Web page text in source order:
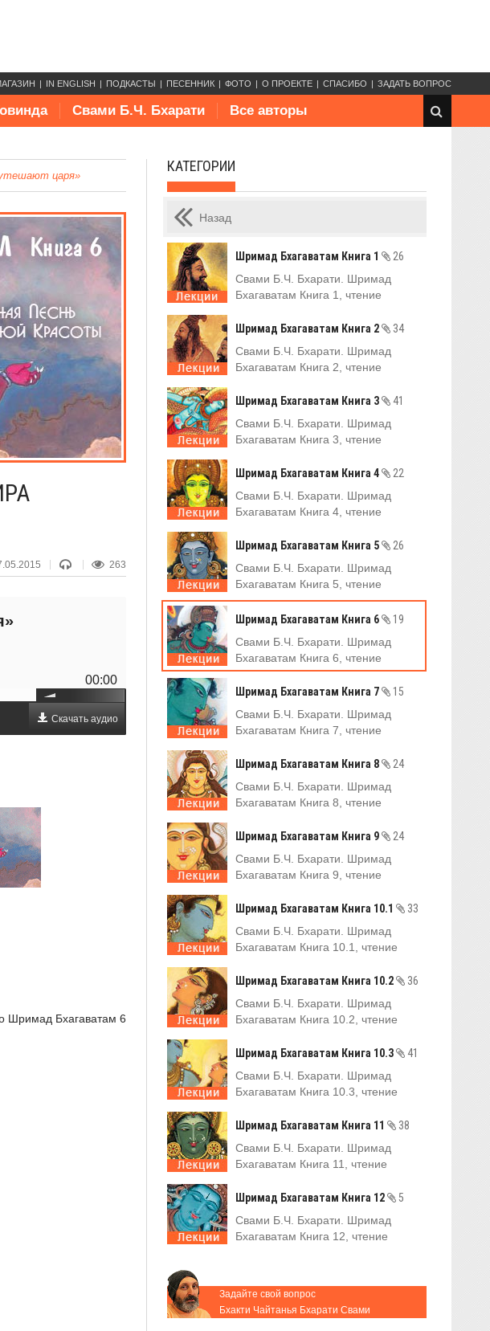
IN ENGLISH ПОДКАСТЫ ПЕСЕННИК ФОТО О ПРОЕКТЕ СПАСИБО ЗАДАТЬ ВОПРОС
Свами Б.Ч. Бхарати Все авторы
царя»
263
00:00
Скачать аудио
Шримад Бхагаватам 6
КАТЕГОРИИ
Назад
Шримад Бхагаватам Книга 1
26
Свами Б.Ч. Бхарати. Шримад
Бхагаватам Книга 1, чтение
Шримад Бхагаватам Книга 2
34
Свами Б.Ч. Бхарати. Шримад
Бхагаватам Книга 2, чтение
Шримад Бхагаватам Книга 3
41
Свами Б.Ч. Бхарати. Шримад
Бхагаватам Книга 3, чтение
Шримад Бхагаватам Книга 4
22
Свами Б.Ч. Бхарати. Шримад
Бхагаватам Книга 4, чтение
Шримад Бхагаватам Книга 5
26
Свами Б.Ч. Бхарати. Шримад
Бхагаватам Книга 5, чтение
Шримад Бхагаватам Книга 6
19
Свами Б.Ч. Бхарати. Шримад
Бхагаватам Книга 6, чтение
Шримад Бхагаватам Книга 7
15
Свами Б.Ч. Бхарати. Шримад
Бхагаватам Книга 7, чтение
Шримад Бхагаватам Книга 8
24
Свами Б.Ч. Бхарати. Шримад
Бхагаватам Книга 8, чтение
Шримад Бхагаватам Книга 9
24
Свами Б.Ч. Бхарати. Шримад
Бхагаватам Книга 9, чтение
Шримад Бхагаватам Книга 10.1
33
Свами Б.Ч. Бхарати. Шримад
Бхагаватам Книга 10.1, чтение
Шримад Бхагаватам Книга 10.2
36
Свами Б.Ч. Бхарати. Шримад
Бхагаватам Книга 10.2, чтение
Шримад Бхагаватам Книга 10.3
41
Свами Б.Ч. Бхарати. Шримад
Бхагаватам Книга 10.3, чтение
Шримад Бхагаватам Книга 11
38
Свами Б.Ч. Бхарати. Шримад
Бхагаватам Книга 11, чтение
Шримад Бхагаватам Книга 12
5
Свами Б.Ч. Бхарати. Шримад
Бхагаватам Книга 12, чтение
Задайте свой вопрос
Бхакти Чайтанья Бхарати Свами